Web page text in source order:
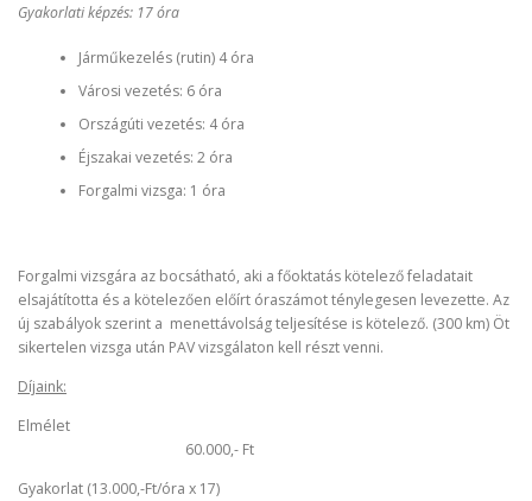
Gyakorlati képzés: 17 óra
Járműkezelés (rutin) 4 óra
Városi vezetés: 6 óra
Országúti vezetés: 4 óra
Éjszakai vezetés: 2 óra
Forgalmi vizsga: 1 óra
Forgalmi vizsgára az bocsátható, aki a főoktatás kötelező feladatait
elsajátította és a kötelezően előírt óraszámot ténylegesen levezette. Az
új szabályok szerint a menettávolság teljesítése is kötelező. (300 km) Öt
sikertelen vizsga után PAV vizsgálaton kell részt venni.
Díjaink:
Elmélet
60.000,- Ft
Gyakorlat (13.000,-Ft/óra x 17)